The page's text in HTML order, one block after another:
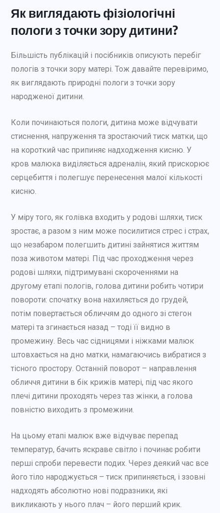
Як виглядають фізіологічні
пологи з точки зору дитини?
Більшість публікацій і посібників описують перебіг
пологів з точки зору матері. Тож давайте перевіримо,
як виглядають природні пологи з точки зору
народженої дитини.
Коли починаються пологи, дитина може відчувати
стиснення, напруження та зростаючий тиск матки, що
на короткий час припиняє надходження кисню. У
кров малюка виділяється адреналін, який прискорює
серцебиття і полегшує перенесення малої кількості
кисню.
У міру того, як голівка входить у родові шляхи, тиск
зростає, а разом з ним може посилитися стрес і страх,
що незабаром полегшить дитині зайнятися життям
поза животом матері. Під час проходження через
родові шляхи, підтримувані скороченнями на
другому етапі пологів, голова дитини робить чотири
повороти: спочатку вона нахиляється до грудей,
потім повертається обличчям до одного зі стегон
матері та згинається назад – тоді її видно в
промежину. Весь час сідницями і ніжками малюк
штовхається на дно матки, намагаючись вибратися з
тісного простору. Останній поворот – направлення
обличчя дитини в бік крижів матері, під час якого
плечі дитини проходять через таз жінки, а голова
повністю виходить з промежини.
На цьому етапі малюк вже відчуває перепад
температур, бачить яскраве світло і починає робити
перші спроби перевести подих. Через деякий час все
його тіло народжується – тиск припиняється, і ззовні
надходять абсолютно нові подразники, які
викликають у нього плач – його перший крик.